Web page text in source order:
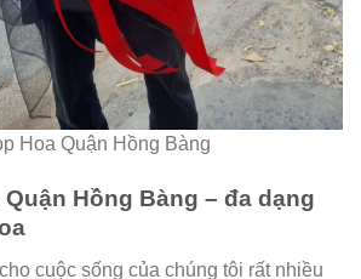
Hoa Quận Hồng Bàng
Hồng Bàng – đa dạng
cuộc sống của chúng tôi rất nhiều